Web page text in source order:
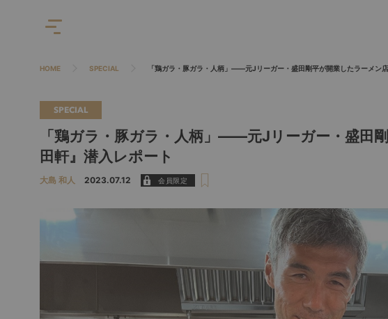
HOME SPECIAL 「鶏ガラ・豚ガラ・人柄」――元Jリーガー・盛田剛平が開業したラーメン
SPECIAL
「鶏ガラ・豚ガラ・人柄」――元Jリーガー・盛田
田軒』潜入レポート
大島 和人 2023.07.12